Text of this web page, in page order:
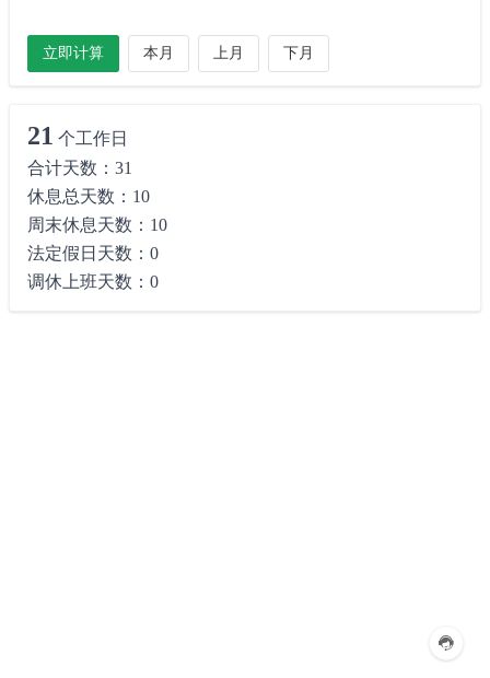
立即计算 本月 上月 下月
21 个工作日
合计天数：31
休息总天数：10
周末休息天数：10
法定假日天数：0
调休上班天数：0